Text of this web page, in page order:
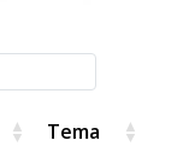
Tema